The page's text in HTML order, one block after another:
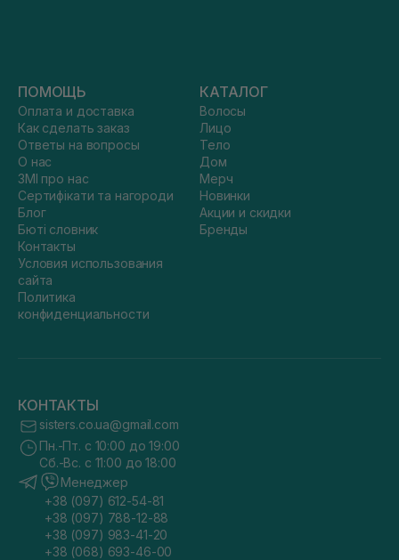
ПОМОЩЬ
Оплата и доставка
Как сделать заказ
Ответы на вопросы
О нас
ЗМІ про нас
Сертифікати та нагороди
Блог
Бюті словник
Контакты
Условия использования
сайта
Политика
конфиденциальности
КАТАЛОГ
Волосы
Лицо
Тело
Дом
Мерч
Новинки
Акции и скидки
Бренды
КОНТАКТЫ
sisters.co.ua@gmail.com
Пн.-Пт. с 10:00 до 19:00
Сб.-Вс. с 11:00 до 18:00
Менеджер
+38 (097) 612-54-81
+38 (097) 788-12-88
+38 (097) 983-41-20
+38 (068) 693-46-00